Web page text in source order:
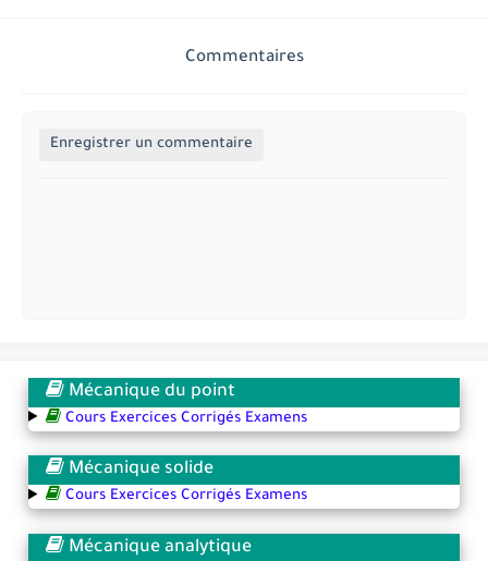
Commentaires
Enregistrer un commentaire
Mécanique du point
Cours Exercices Corrigés Examens
Mécanique solide
Cours Exercices Corrigés Examens
Mécanique analytique